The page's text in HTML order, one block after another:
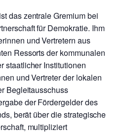
das zentrale Gremium bei
für Demokratie. Ihm
und Vertretern aus
Ressorts der kommunalen
staatlicher Institutionen
und Vertreter der lokalen
Begleitausschuss
der Fördergelder des
berät über die strategische
multipliziert